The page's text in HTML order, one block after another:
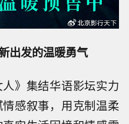
出发的温暖勇气
》集结华语影坛实力
感叙事，用克制温柔